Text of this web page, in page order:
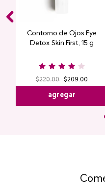
Contorno de Ojos Eye
Detox Skin First, 15 g
$220.00 $209.00
agregar